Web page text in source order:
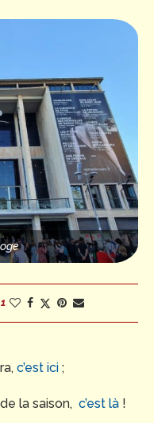
1
c’est ici ;
la saison, c’est là !